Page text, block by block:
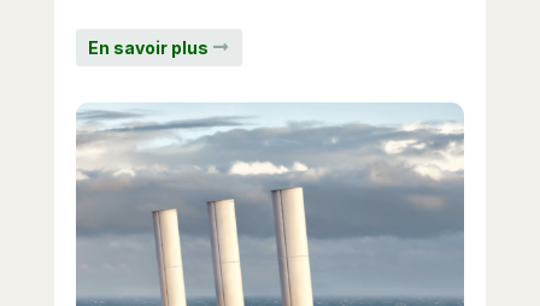
En savoir plus